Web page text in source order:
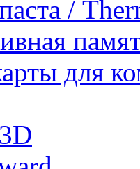
/
для